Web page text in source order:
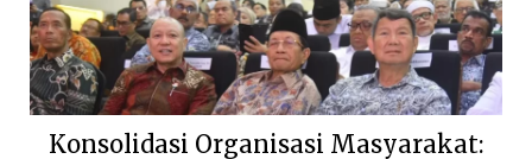
Konsolidasi Organisasi Masyarakat: